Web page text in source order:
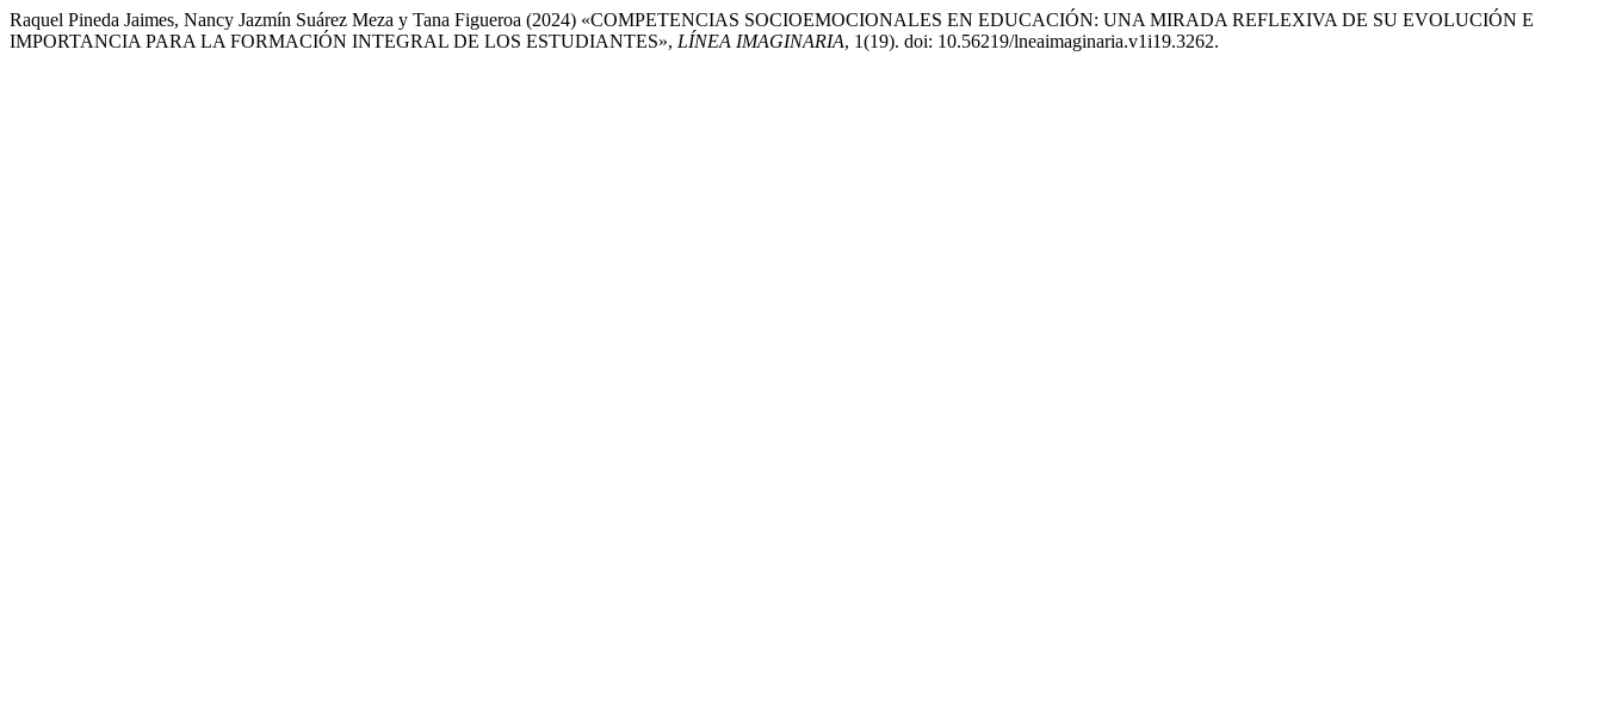
Raquel Pineda Jaimes, Nancy Jazmín Suárez Meza y Tana Figueroa (2024) «COMPETENCIAS SOCIOEMOCIONALES EN EDUCACIÓN: UNA MIRADA REFLEXIVA DE SU EVOLUCIÓN E
IMPORTANCIA PARA LA FORMACIÓN INTEGRAL DE LOS ESTUDIANTES», LÍNEA IMAGINARIA, 1(19). doi: 10.56219/lneaimaginaria.v1i19.3262.